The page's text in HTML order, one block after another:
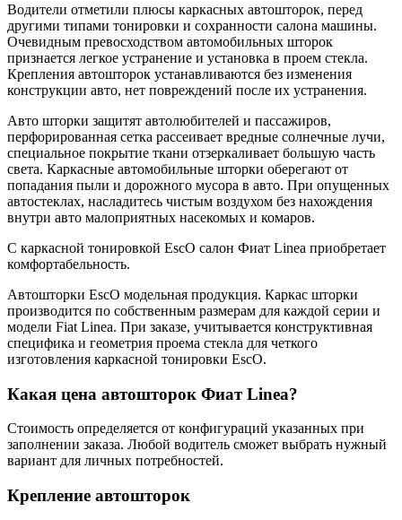
Водители отметили плюсы каркасных автошторок, перед
другими типами тонировки и сохранности салона машины.
Очевидным превосходством автомобильных шторок
признается легкое устранение и установка в проем стекла.
Крепления автошторок устанавливаются без изменения
конструкции авто, нет повреждений после их устранения.
Авто шторки защитят автолюбителей и пассажиров,
перфорированная сетка рассеивает вредные солнечные лучи,
специальное покрытие ткани отзеркаливает большую часть
света. Каркасные автомобильные шторки оберегают от
попадания пыли и дорожного мусора в авто. При опущенных
автостеклах, насладитесь чистым воздухом без нахождения
внутри авто малоприятных насекомых и комаров.
С каркасной тонировкой EscO салон Фиат Linea приобретает
комфортабельность.
Автошторки EscO модельная продукция. Каркас шторки
производится по собственным размерам для каждой серии и
модели Fiat Linea. При заказе, учитывается конструктивная
специфика и геометрия проема стекла для четкого
изготовления каркасной тонировки EscO.
Какая цена автошторок Фиат Linea?
Стоимость определяется от конфигураций указанных при
заполнении заказа. Любой водитель сможет выбрать нужный
вариант для личных потребностей.
Крепление автошторок